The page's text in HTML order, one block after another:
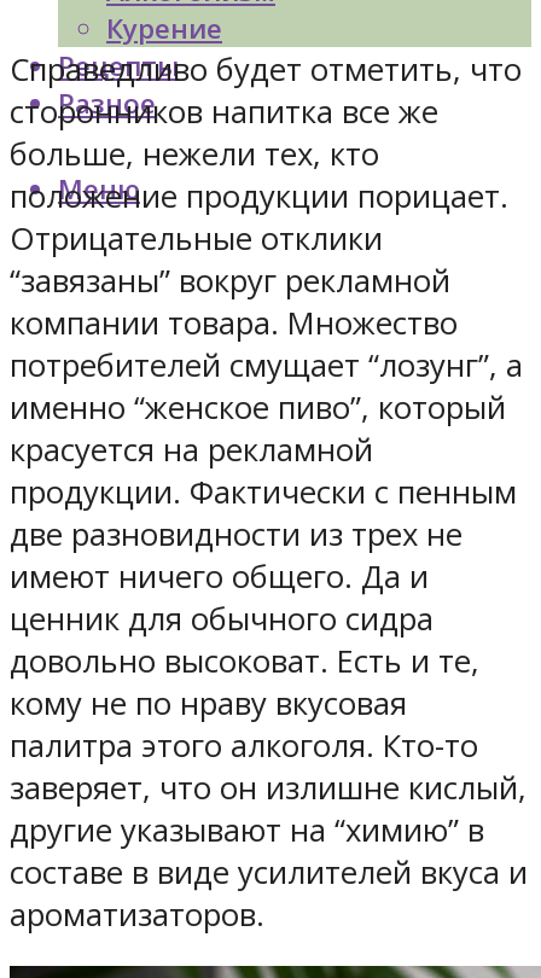
Курение
Рецепты
Разное
Меню
Справедливо будет отметить, что
сторонников напитка все же
больше, нежели тех, кто
положение продукции порицает.
Отрицательные отклики
“завязаны” вокруг рекламной
компании товара. Множество
потребителей смущает “лозунг”, а
именно “женское пиво”, который
красуется на рекламной
продукции. Фактически с пенным
две разновидности из трех не
имеют ничего общего. Да и
ценник для обычного сидра
довольно высоковат. Есть и те,
кому не по нраву вкусовая
палитра этого алкоголя. Кто-то
заверяет, что он излишне кислый,
другие указывают на “химию” в
составе в виде усилителей вкуса и
ароматизаторов.